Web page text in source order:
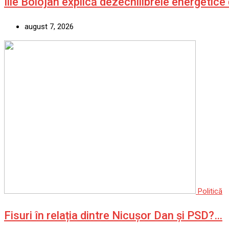
august 7, 2026
Politică
Fisuri în relația dintre Nicușor Dan și PSD?…